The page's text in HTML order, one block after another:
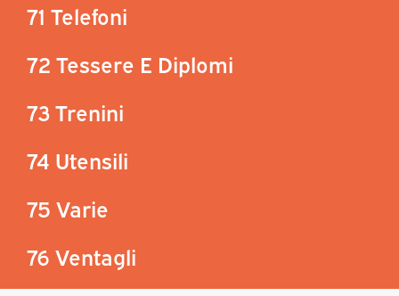
71 Telefoni
72 Tessere E Diplomi
73 Trenini
74 Utensili
75 Varie
76 Ventagli